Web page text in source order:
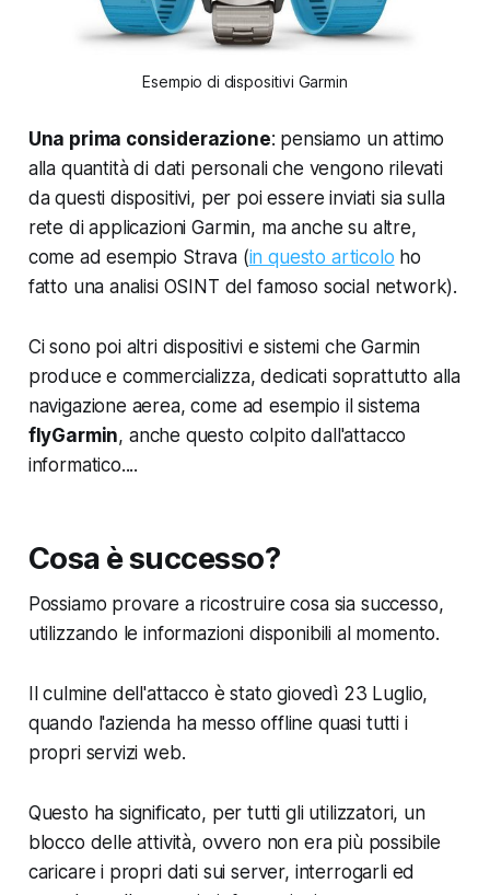
Esempio di dispositivi Garmin
Una prima considerazione: pensiamo un attimo
alla quantità di dati personali che vengono rilevati
da questi dispositivi, per poi essere inviati sia sulla
rete di applicazioni Garmin, ma anche su altre,
come ad esempio Strava (in questo articolo ho
fatto una analisi OSINT del famoso social network).
Ci sono poi altri dispositivi e sistemi che Garmin
produce e commercializza, dedicati soprattutto alla
navigazione aerea, come ad esempio il sistema
flyGarmin, anche questo colpito dall'attacco
informatico....
Cosa è successo?
Possiamo provare a ricostruire cosa sia successo,
utilizzando le informazioni disponibili al momento.
Il culmine dell'attacco è stato giovedì 23 Luglio,
quando l'azienda ha messo offline quasi tutti i
propri servizi web.
Questo ha significato, per tutti gli utilizzatori, un
blocco delle attività, ovvero non era più possibile
caricare i propri dati sui server, interrogarli ed